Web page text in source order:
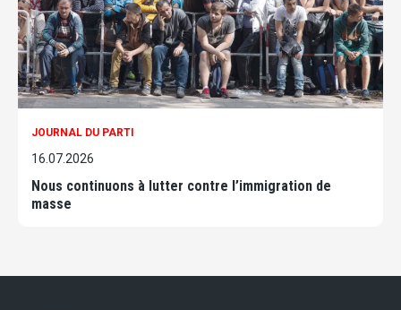
JOURNAL DU PARTI
16.07.2026
Nous continuons à lutter contre l’immigration de
masse